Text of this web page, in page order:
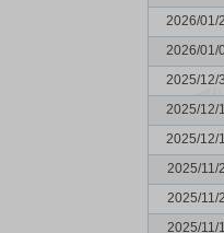
2026/01/
2026/01/
2025/12/
2025/12/
2025/12/
2025/11/
2025/11/
2025/11/